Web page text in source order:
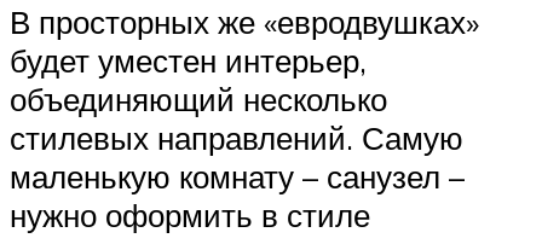
В просторных же «евродвушках»
будет уместен интерьер,
объединяющий несколько
стилевых направлений. Самую
маленькую комнату – санузел –
нужно оформить в стиле